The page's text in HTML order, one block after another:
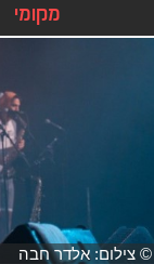
מקומי
© צילום: אלדר חבה